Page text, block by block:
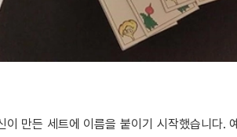
만든 세트에 이름을 붙이기 시작했습니다.